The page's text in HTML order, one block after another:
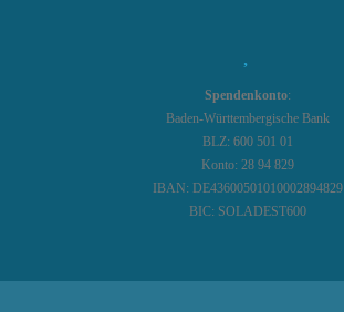
Spendenkonto:
Baden-Württembergische Bank
BLZ: 600 501 01
Konto: 28 94 829
IBAN: DE43600501010002894829
BIC: SOLADEST600